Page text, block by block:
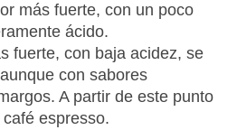
más fuerte, con un poco
ácido.
fuerte, con baja acidez, se
con sabores
A partir de este punto
espresso.